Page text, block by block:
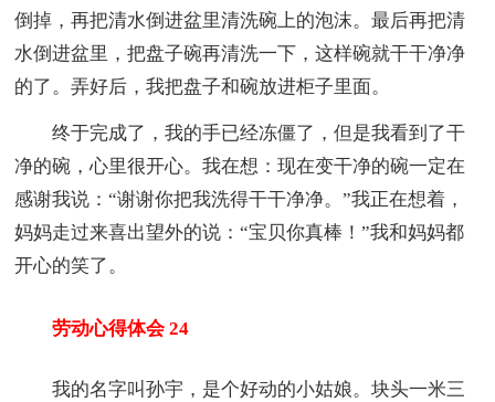
倒掉，再把清水倒进盆里清洗碗上的泡沫。最后再把清
水倒进盆里，把盘子碗再清洗一下，这样碗就干干净净
的了。弄好后，我把盘子和碗放进柜子里面。
终于完成了，我的手已经冻僵了，但是我看到了干
净的碗，心里很开心。我在想：现在变干净的碗一定在
感谢我说：“谢谢你把我洗得干干净净。”我正在想着，
妈妈走过来喜出望外的说：“宝贝你真棒！”我和妈妈都
开心的笑了。
劳动心得体会 24
我的名字叫孙宇，是个好动的小姑娘。块头一米三